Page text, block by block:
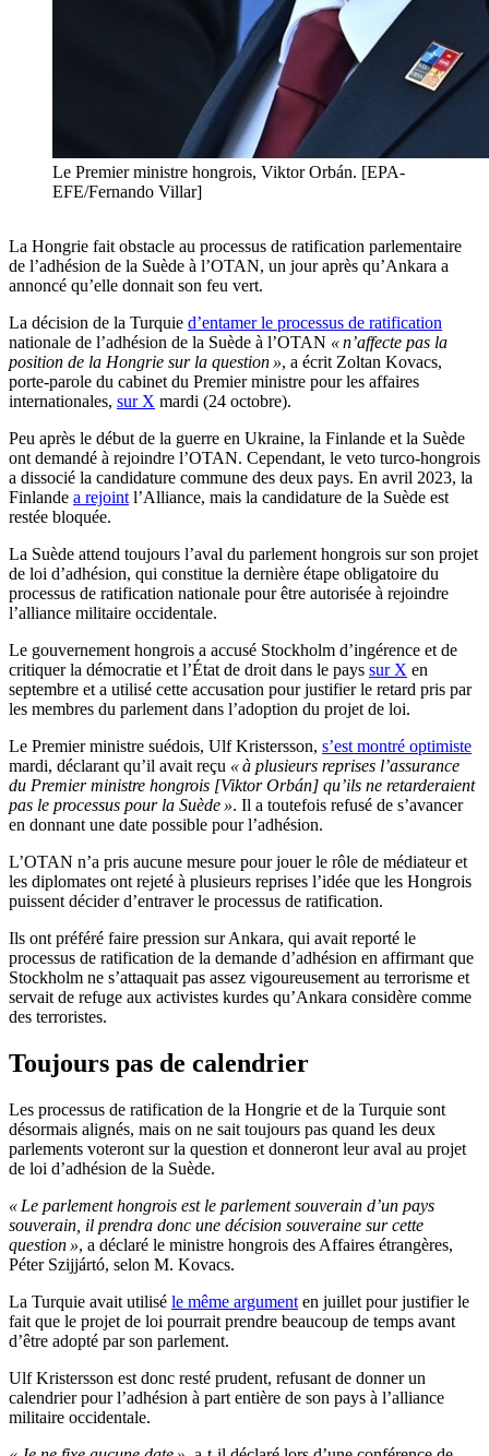
Le Premier ministre hongrois, Viktor Orbán. [EPA-
EFE/Fernando Villar]
La Hongrie fait obstacle au processus de ratification parlementaire
de l’adhésion de la Suède à l’OTAN, un jour après qu’Ankara a
annoncé qu’elle donnait son feu vert.
La décision de la Turquie d’entamer le processus de ratification
nationale de l’adhésion de la Suède à l’OTAN « n’affecte pas la
position de la Hongrie sur la question », a écrit Zoltan Kovacs,
porte-parole du cabinet du Premier ministre pour les affaires
internationales, sur X mardi (24 octobre).
Peu après le début de la guerre en Ukraine, la Finlande et la Suède
ont demandé à rejoindre l’OTAN. Cependant, le veto turco-hongrois
a dissocié la candidature commune des deux pays. En avril 2023, la
Finlande a rejoint l’Alliance, mais la candidature de la Suède est
restée bloquée.
La Suède attend toujours l’aval du parlement hongrois sur son projet
de loi d’adhésion, qui constitue la dernière étape obligatoire du
processus de ratification nationale pour être autorisée à rejoindre
l’alliance militaire occidentale.
Le gouvernement hongrois a accusé Stockholm d’ingérence et de
critiquer la démocratie et l’État de droit dans le pays sur X en
septembre et a utilisé cette accusation pour justifier le retard pris par
les membres du parlement dans l’adoption du projet de loi.
Le Premier ministre suédois, Ulf Kristersson, s’est montré optimiste
mardi, déclarant qu’il avait reçu « à plusieurs reprises l’assurance
du Premier ministre hongrois [Viktor Orbán] qu’ils ne retarderaient
pas le processus pour la Suède ». Il a toutefois refusé de s’avancer
en donnant une date possible pour l’adhésion.
L’OTAN n’a pris aucune mesure pour jouer le rôle de médiateur et
les diplomates ont rejeté à plusieurs reprises l’idée que les Hongrois
puissent décider d’entraver le processus de ratification.
Ils ont préféré faire pression sur Ankara, qui avait reporté le
processus de ratification de la demande d’adhésion en affirmant que
Stockholm ne s’attaquait pas assez vigoureusement au terrorisme et
servait de refuge aux activistes kurdes qu’Ankara considère comme
des terroristes.
Toujours pas de calendrier
Les processus de ratification de la Hongrie et de la Turquie sont
désormais alignés, mais on ne sait toujours pas quand les deux
parlements voteront sur la question et donneront leur aval au projet
de loi d’adhésion de la Suède.
« Le parlement hongrois est le parlement souverain d’un pays
souverain, il prendra donc une décision souveraine sur cette
question », a déclaré le ministre hongrois des Affaires étrangères,
Péter Szijjártó, selon M. Kovacs.
La Turquie avait utilisé le même argument en juillet pour justifier le
fait que le projet de loi pourrait prendre beaucoup de temps avant
d’être adopté par son parlement.
Ulf Kristersson est donc resté prudent, refusant de donner un
calendrier pour l’adhésion à part entière de son pays à l’alliance
militaire occidentale.